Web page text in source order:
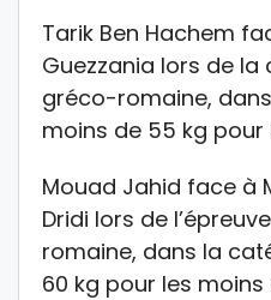
Tarik Ben Hachem
Guezzania lors de
gréco-romaine,
moins de 55 kg pour
Mouad Jahid face à
Dridi lors de
romaine, dans la
60 kg pour les moins